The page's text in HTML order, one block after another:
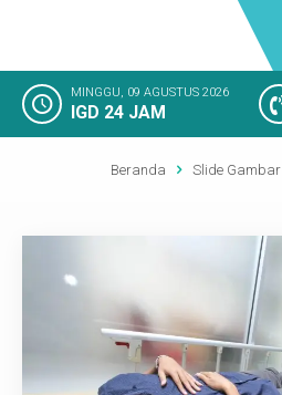
PROFIL
KAMAR RAWAT INAP
KEGIATAN RUMAH SAKIT
MINGGU, 09 AGUSTUS 2026
IGD 24 JAM
Beranda Slide Gambar